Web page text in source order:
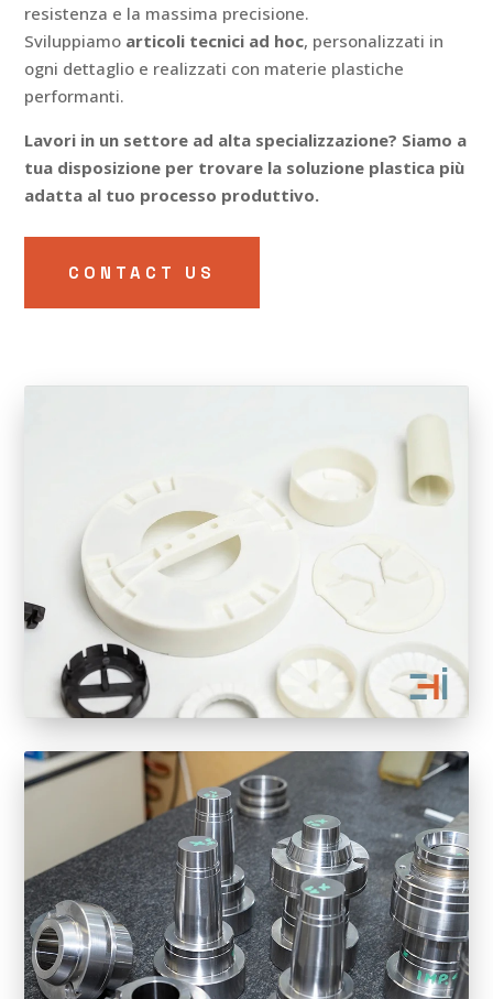
resistenza e la massima precisione.
Sviluppiamo articoli tecnici ad hoc, personalizzati in
ogni dettaglio e realizzati con materie plastiche
performanti.
Lavori in un settore ad alta specializzazione? Siamo a
tua disposizione per trovare la soluzione plastica più
adatta al tuo processo produttivo.
CONTACT US